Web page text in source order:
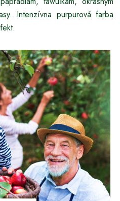
Intenzívna purpurová farba